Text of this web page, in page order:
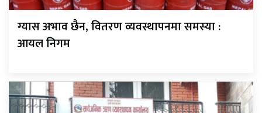
ग्यास अभाव छैन, वितरण व्यवस्थापनमा समस्या :
आयल निगम